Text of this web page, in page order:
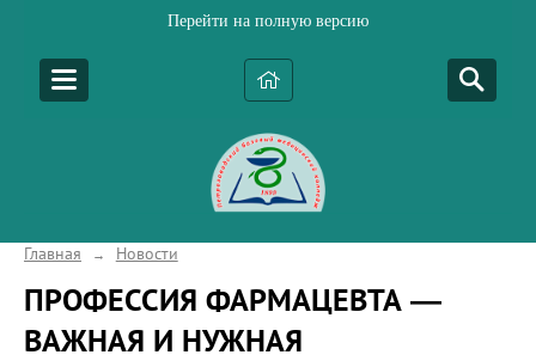
Перейти на полную версию
Главная → Новости
ПРОФЕССИЯ ФАРМАЦЕВТА ―
ВАЖНАЯ И НУЖНАЯ